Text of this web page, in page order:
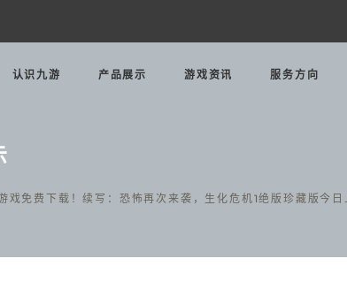
认识九游 产品展示 游戏资讯 服务方向
免费下载！续写：恐怖再次来袭，生化危机1绝版珍藏版今日